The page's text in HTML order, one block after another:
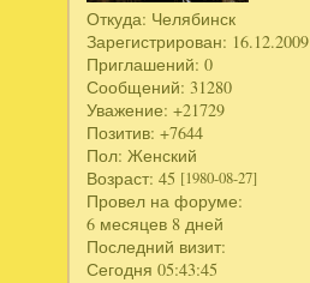
Откуда: Челябинск
Зарегистрирован: 16.12.2009
Приглашений: 0
Сообщений: 31280
Уважение: +21729
Позитив: +7644
Пол: Женский
Возраст: 45 [1980-08-27]
Провел на форуме:
6 месяцев 8 дней
Последний визит:
Сегодня 05:43:45